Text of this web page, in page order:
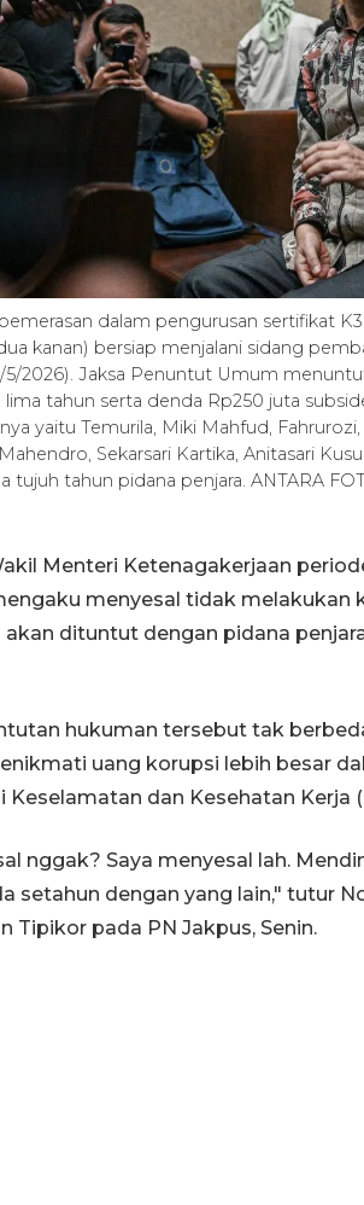
dalam pengurusan sertifikat
kanan) bersiap menjalani sidang
5/2026). Jaksa Penuntut Umum
tahun serta denda Rp250 juta
yaitu Temurila, Miki Mahfud,
Sekarsari Kartika, Anitasari
tahun pidana penjara. ANTARA
Menteri Ketenagakerjaan
menyesal tidak melakukan
akan dituntut dengan pidana
hukuman tersebut tak
uang korupsi lebih besar
dan Kesehatan Kerja
nggak? Saya menyesal lah.
setahun dengan yang lain," tutur
Tipikor pada PN Jakpus, Senin.